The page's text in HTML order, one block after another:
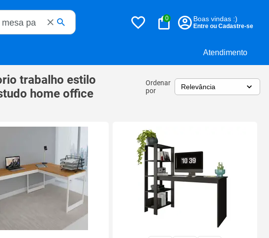
Atendimento
0 Boas vindas :)
Entre ou Cadastre-se
trabalho estilo
home office
Ordenar
por